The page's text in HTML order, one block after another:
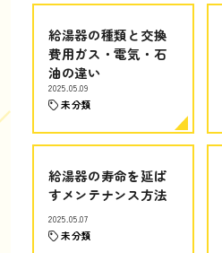
給湯器の種類と交換
費用ガス・電気・石
油の違い
2025.05.09
未分類
給湯器の寿命を延ば
すメンテナンス方法
2025.05.07
未分類